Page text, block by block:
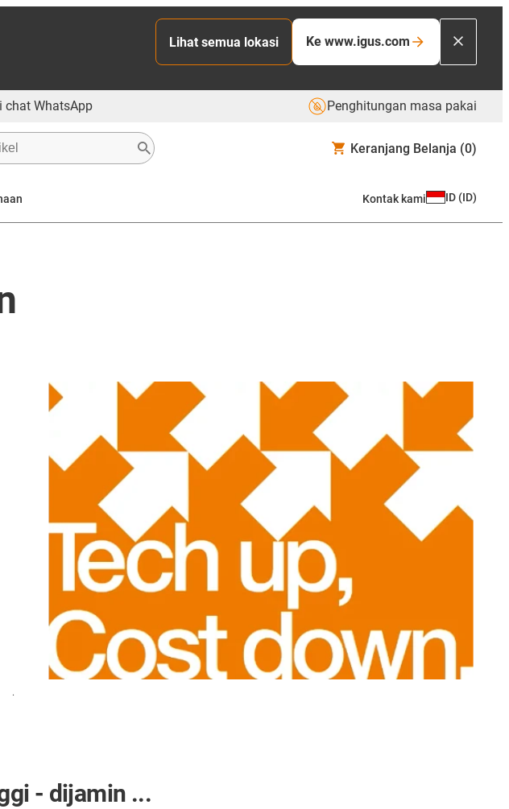
Lihat semua lokasi Ke www.igus.com
chat WhatsApp Penghitungan masa pakai
Keranjang Belanja (0)
Kontak kami ID (ID)
.
- dijamin ...